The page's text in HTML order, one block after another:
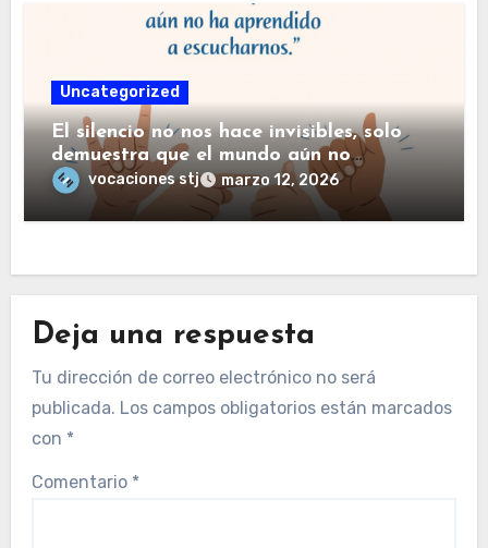
Uncategorized
El silencio no nos hace invisibles, solo
demuestra que el mundo aún no
haaprendido a escucharnos.
vocaciones stj marzo 12, 2026
Deja una respuesta
Tu dirección de correo electrónico no será
publicada. Los campos obligatorios están marcados
con *
Comentario *